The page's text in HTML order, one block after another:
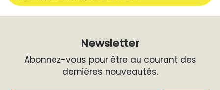
Newsletter
Abonnez-vous pour être au courant des
dernières nouveautés.